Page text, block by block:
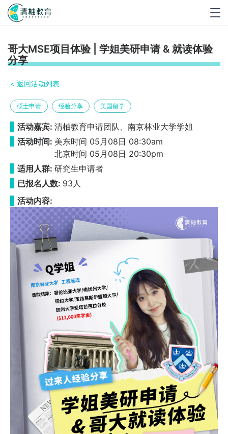
哥大MSE项目体验 | 学姐美研申请 & 就读体验
分享
硕士申请 经验分享 美国留学
活动嘉宾: 清柚教育申请团队、南京林业大学学姐
活动时间: 美东时间 05月08日 08:30am
北京时间 05月08日 20:30pm
适用人群: 研究生申请者
已报名人数: 93人
活动内容:
< 返回活动列表